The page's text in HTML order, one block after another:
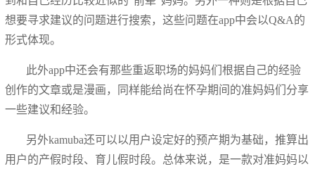
想要寻求建议的问题进行搜索，这些问题在app中会以Q&A的
形式体现。
此外app中还会有那些重返职场的妈妈们根据自己的经验
创作的文章或是漫画，同样能给尚在怀孕期间的准妈妈们分享
一些建议和经验。
另外kamuba还可以以用户设定好的预产期为基础，推算出
用户的产假时段、育儿假时段。总体来说，是一款对准妈妈以